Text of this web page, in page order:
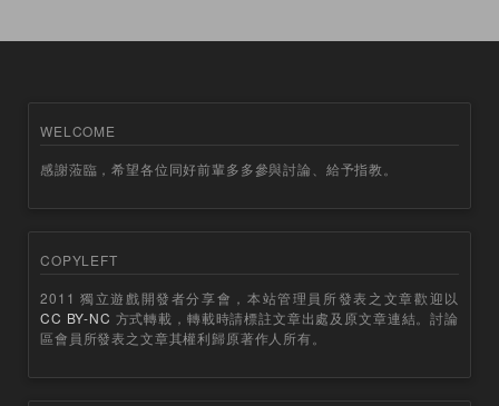
WELCOME
感謝蒞臨，希望各位同好前輩多多參與討論、給予指教。
COPYLEFT
2011 獨立遊戲開發者分享會，本站管理員所發表之文章歡迎以
CC BY-NC 方式轉載，轉載時請標註文章出處及原文章連結。討論
區會員所發表之文章其權利歸原著作人所有。